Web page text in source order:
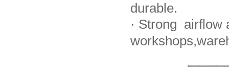
durable.
· Strong airflow